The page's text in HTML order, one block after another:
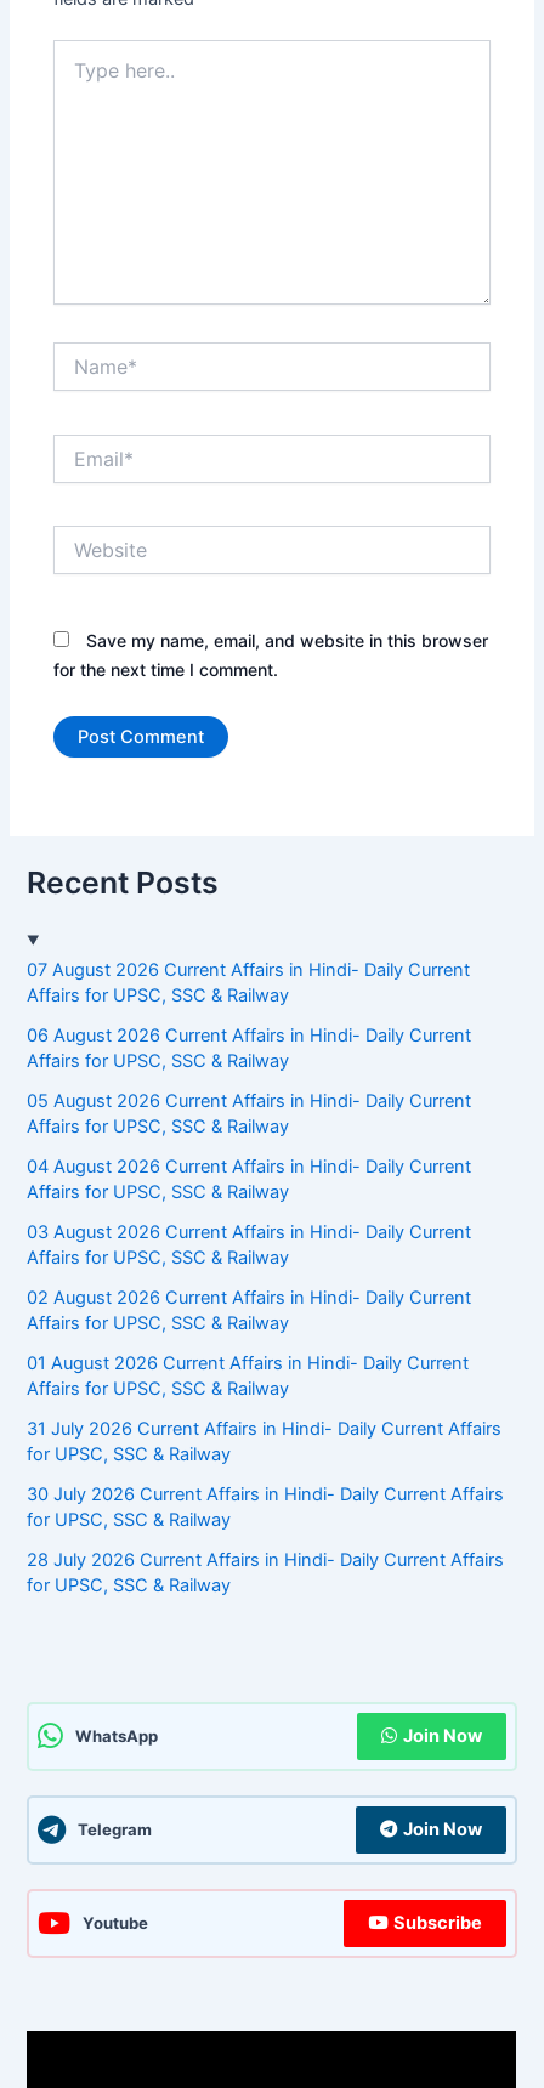
here..
Save my name, email, and website in this browser
for the next time I comment.
Recent Posts
07 August 2026 Current Affairs in Hindi- Daily Current
Affairs for UPSC, SSC & Railway
06 August 2026 Current Affairs in Hindi- Daily Current
Affairs for UPSC, SSC & Railway
05 August 2026 Current Affairs in Hindi- Daily Current
Affairs for UPSC, SSC & Railway
04 August 2026 Current Affairs in Hindi- Daily Current
Affairs for UPSC, SSC & Railway
03 August 2026 Current Affairs in Hindi- Daily Current
Affairs for UPSC, SSC & Railway
02 August 2026 Current Affairs in Hindi- Daily Current
Affairs for UPSC, SSC & Railway
01 August 2026 Current Affairs in Hindi- Daily Current
Affairs for UPSC, SSC & Railway
31 July 2026 Current Affairs in Hindi- Daily Current Affairs
for UPSC, SSC & Railway
30 July 2026 Current Affairs in Hindi- Daily Current Affairs
for UPSC, SSC & Railway
28 July 2026 Current Affairs in Hindi- Daily Current Affairs
for UPSC, SSC & Railway
WhatsApp Join Now
Telegram Join Now
Youtube Subscribe